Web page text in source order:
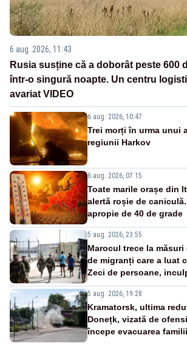
6 aug. 2026, 11:43
Rusia susține că a doborât peste 600
într-o singură noapte. Un centru
avariat VIDEO
6 aug. 2026, 10:47
Trei morți în urma unui
regiunii Harkov
6 aug. 2026, 07:15
Toate marile orașe din
alertă roșie de
apropie de 40 de grade
5 aug. 2026, 23:55
Marocul trece la
de migranți care a luat
Zeci de persoane,
5 aug. 2026, 19:28
Kramatorsk, ultima
Donețk, vizată de
începe evacuarea